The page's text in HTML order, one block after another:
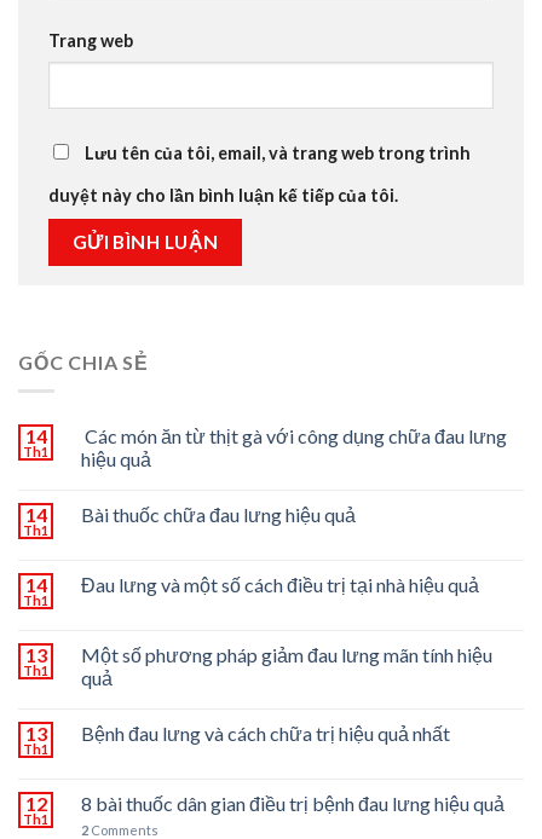
Trang web
Lưu tên của tôi, email, và trang web trong trình
duyệt này cho lần bình luận kế tiếp của tôi.
GỐC CHIA SẺ
14
Th1
Các món ăn từ thịt gà với công dụng chữa đau lưng
hiệu quả
14
Th1
Bài thuốc chữa đau lưng hiệu quả
14
Th1
Đau lưng và một số cách điều trị tại nhà hiệu quả
13
Th1
Một số phương pháp giảm đau lưng mãn tính hiệu
quả
13
Th1
Bệnh đau lưng và cách chữa trị hiệu quả nhất
12
Th1
8 bài thuốc dân gian điều trị bệnh đau lưng hiệu quả
2Comments